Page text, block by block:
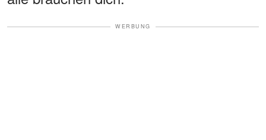
WERBUNG